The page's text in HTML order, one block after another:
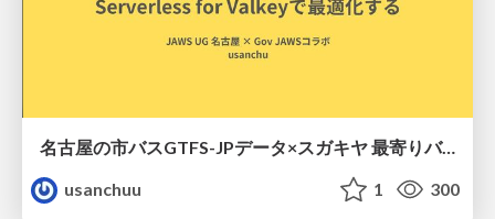
名古屋の市バスGTFS-JPデータ×スガキヤ 最寄りバス停検索をAmazon ElastiCache Serverless for Valkeyで最適化する
usanchuu
1 300